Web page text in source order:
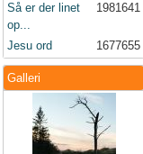
Så er der linet
op...
1981641
Jesu ord 1677655
Galleri